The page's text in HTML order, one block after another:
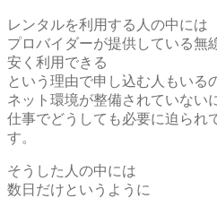
レンタルを利用する人の中には
プロバイダーが提供している無
安く利用できる
という理由で申し込む人もいる
ネット環境が整備されていない
仕事でどうしても必要に迫られ
す。
そうした人の中には
数日だけというように